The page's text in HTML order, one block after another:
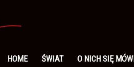
po
HOME ŚWIAT O NICH SIĘ